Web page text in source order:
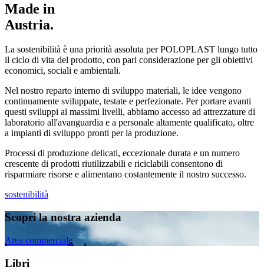
Made in
Austria.
La sostenibilità è una priorità assoluta per POLOPLAST lungo tutto
il ciclo di vita del prodotto, con pari considerazione per gli obiettivi
economici, sociali e ambientali.
Nel nostro reparto interno di sviluppo materiali, le idee vengono
continuamente sviluppate, testate e perfezionate. Per portare avanti
questi sviluppi ai massimi livelli, abbiamo accesso ad attrezzature di
laboratorio all'avanguardia e a personale altamente qualificato, oltre
a impianti di sviluppo pronti per la produzione.
Processi di produzione delicati, eccezionale durata e un numero
crescente di prodotti riutilizzabili e riciclabili consentono di
risparmiare risorse e alimentano costantemente il nostro successo.
sostenibilità
Scopri la nostra azienda
Area commerciale
Libri